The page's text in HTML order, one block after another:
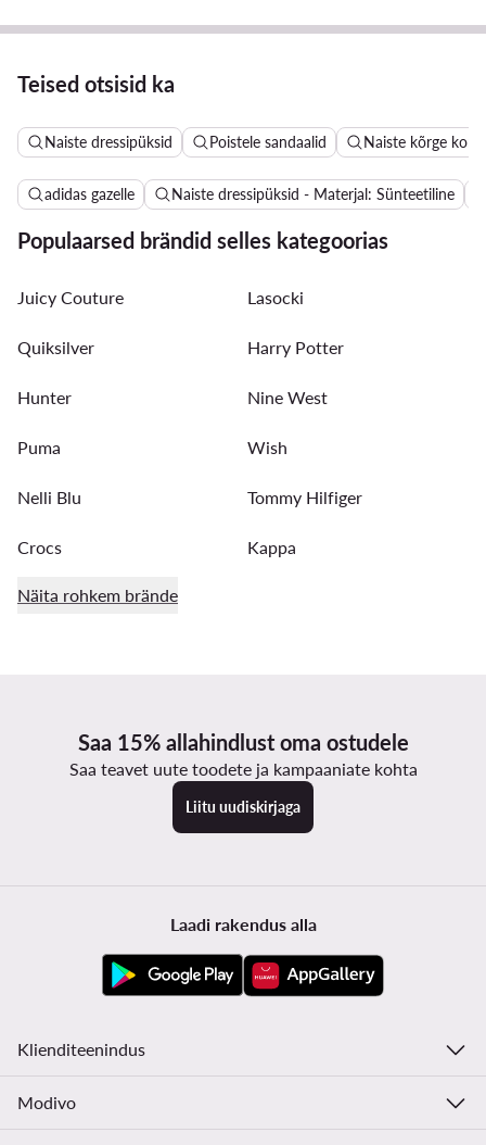
Teised otsisid ka
Naiste dressipüksid Poistele sandaalid Naiste kõrge
adidas gazelle Naiste dressipüksid - Materjal: Sünteetiline
Populaarsed brändid selles kategoorias
Juicy Couture Lasocki
Quiksilver Harry Potter
Hunter Nine West
Puma Wish
Nelli Blu Tommy Hilfiger
Crocs Kappa
Näita rohkem brände
Saa 15% allahindlust oma ostudele
Saa teavet uute toodete ja kampaaniate kohta
Liitu uudiskirjaga
Laadi rakendus alla
Klienditeenindus
Modivo